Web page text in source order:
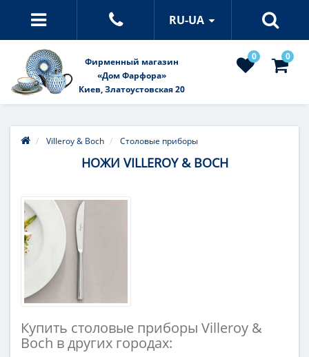
RU-UA
Фирменный магазин
«Дом Фарфора»
Киев, Златоустовская 20
0 0
Villeroy & Boch Столовые приборы
НОЖИ VILLEROY & BOCH
Купить столовые приборы Villeroy &
Boch в других городах: